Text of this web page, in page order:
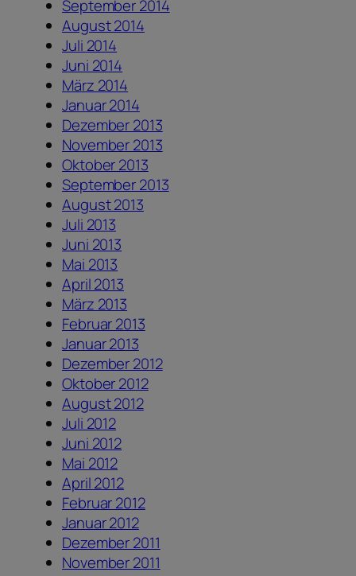
September 2014
August 2014
Juli 2014
Juni 2014
März 2014
Januar 2014
Dezember 2013
November 2013
Oktober 2013
September 2013
August 2013
Juli 2013
Juni 2013
Mai 2013
April 2013
März 2013
Februar 2013
Januar 2013
Dezember 2012
Oktober 2012
August 2012
Juli 2012
Juni 2012
Mai 2012
April 2012
Februar 2012
Januar 2012
Dezember 2011
November 2011